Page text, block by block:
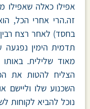
אפילו כאלה שאפילו
זה.הרי אחרי הכל,
בחסד) לאחר רצח
תדמית הימין
מאוד שלילית.
הצליח להטות את
השכנוע שלו וליישם
נוכל להביא לקוחות